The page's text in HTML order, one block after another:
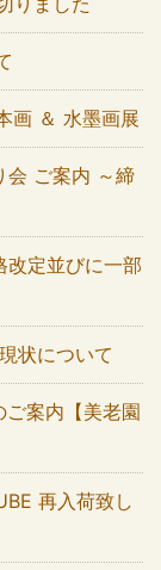
画 ＆ 水墨画展
会 ご案内 ～締
改定並びに一部
状について
ご案内【美老園
再入荷致し